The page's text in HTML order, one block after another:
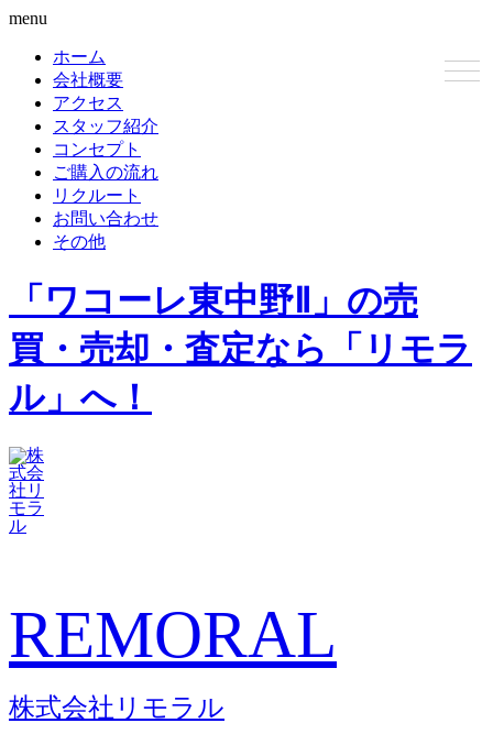
menu
ホーム
会社概要
アクセス
スタッフ紹介
コンセプト
ご購入の流れ
リクルート
お問い合わせ
その他
「ワコーレ東中野Ⅱ」の売
買・売却・査定なら「リモラ
ル」へ！
REMORAL
株式会社リモラル